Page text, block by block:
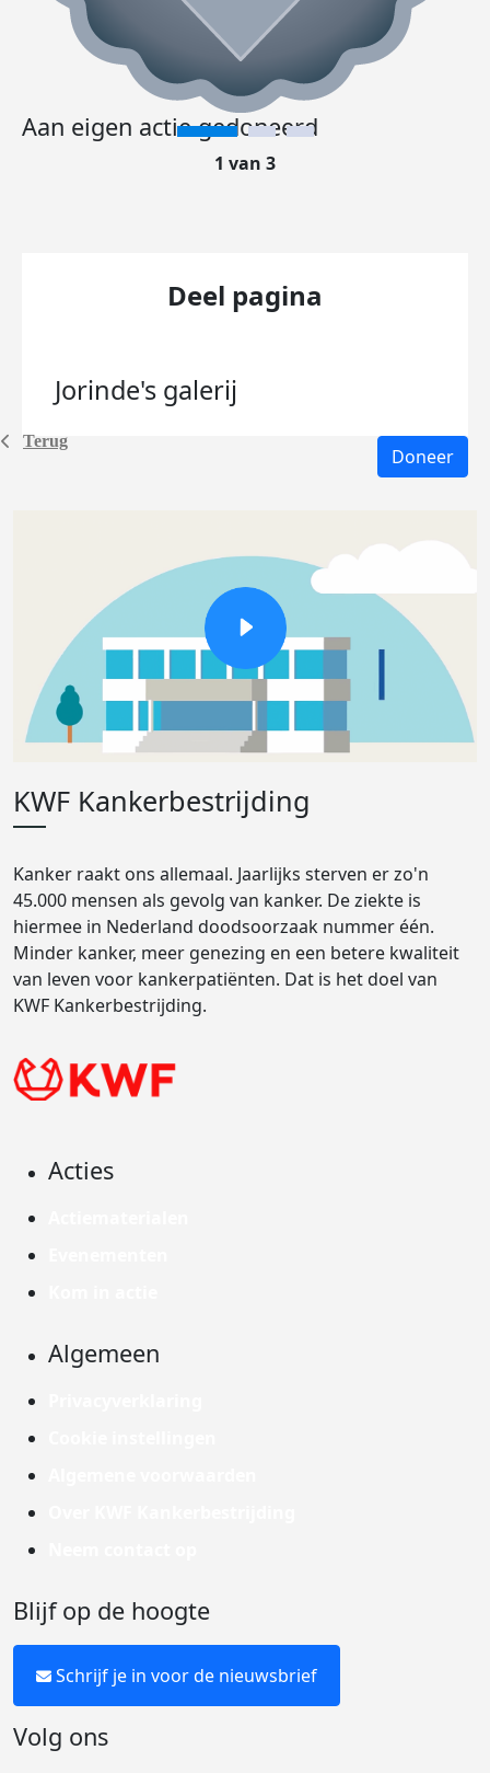
Terug
Aan eigen actie gedoneerd
1 van 3
Deel pagina
Jorinde's galerij
Doneer
KWF Kankerbestrijding
Kanker raakt ons allemaal. Jaarlijks sterven er zo'n
45.000 mensen als gevolg van kanker. De ziekte is
hiermee in Nederland doodsoorzaak nummer één.
Minder kanker, meer genezing en een betere kwaliteit
van leven voor kankerpatiënten. Dat is het doel van
KWF Kankerbestrijding.
Acties
Algemeen
Blijf op de hoogte
Schrijf je in voor de nieuwsbrief
Volg ons